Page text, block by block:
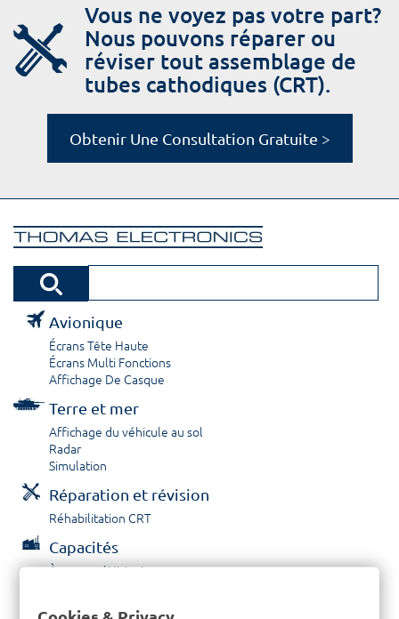
Vous ne voyez pas votre part?
Nous pouvons réparer ou
réviser tout assemblage de
tubes cathodiques (CRT).
Obtenir Une Consultation Gratuite >
Avionique
Écrans Tête Haute
Écrans Multi Fonctions
Affichage De Casque
Terre et mer
Affichage du véhicule au sol
Radar
Simulation
Réparation et révision
Réhabilitation CRT
Capacités
À propos / Historique